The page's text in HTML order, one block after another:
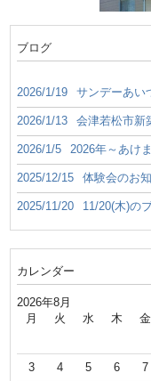
ブログ
2026/1/19 サンデーあい
2026/1/13 会津若松市新
2026/1/5 2026年～あけ
2025/12/15 体験会のお
2025/11/20 11/20(木)の
カレンダー
2026年8月
月 火 水 木 金
3 4 5 6 7